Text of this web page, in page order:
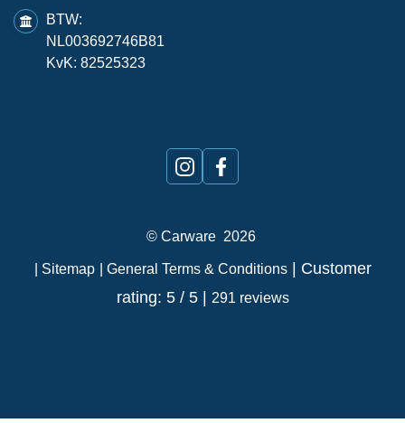
BTW:
NL003692746B81
KvK: 82525323
© Carware2026
| Sitemap | General Terms & Conditions| Customer
rating: 5 / 5 |
291 reviews